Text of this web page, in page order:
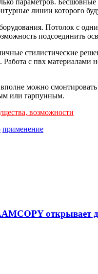
линии которого
Потолок с
стилистические
с пвх материалами
можно
или гарпунным.
возможности
применение
открывает